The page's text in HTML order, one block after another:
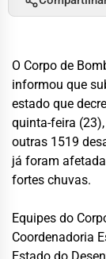
O Corpo de
informou que
estado que
quinta-feira
outras 1519
já foram
fortes chuvas.
Equipes do
Coordenadoria
Estado do